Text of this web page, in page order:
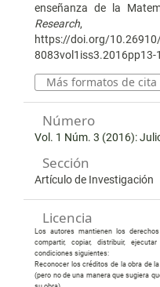
enseñanza de la
Research
https://doi.org/
8083vol1iss3.2016pp13-
Más formatos de cita
Número
Vol. 1 Núm. 3 (2016):
Sección
Artículo de Investigación
Licencia
Los autores mantienen los
compartir, copiar, distribuir,
condiciones siguientes:
Reconocer los créditos de la obra de
(pero no de una manera que sugiera